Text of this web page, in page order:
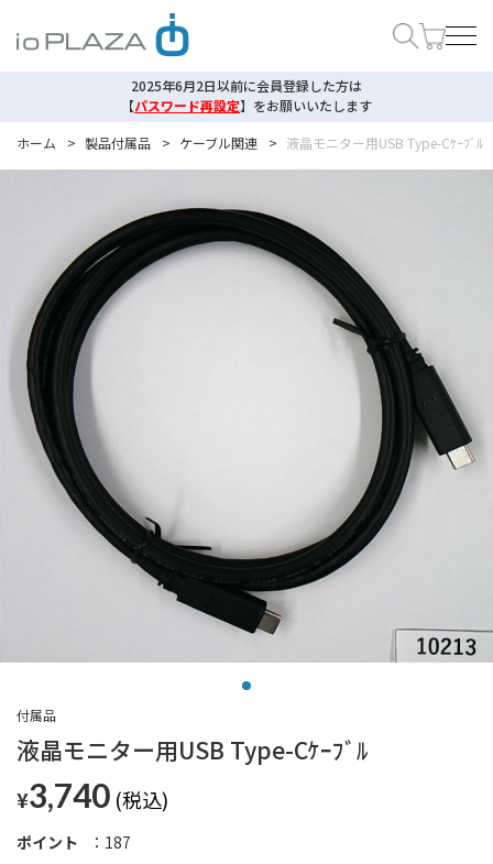
2025年6月2日以前に会員登録した方は
【パスワード再設定】 をお願いいたします
ホーム
> 製品付属品 > ケーブル関連 > 液晶モニター用USB Type-Cｹｰﾌﾞﾙ
液晶モニター用USB Type-Cｹｰﾌﾞﾙ
付属品
¥3,740
ポイント
187